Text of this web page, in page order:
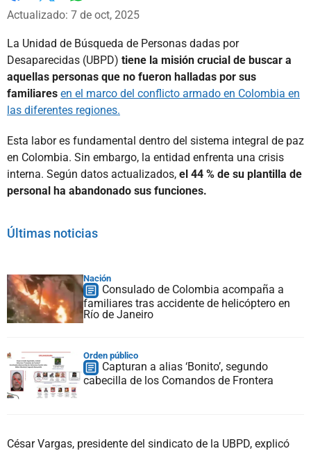
Facebook
X
Actualizado: 7 de oct, 2025
La Unidad de Búsqueda de Personas dadas por
Desaparecidas (UBPD) tiene la misión crucial de buscar a
aquellas personas que no fueron halladas por sus
familiares en el marco del conflicto armado en Colombia en
las diferentes regiones.
Esta labor es fundamental dentro del sistema integral de paz
en Colombia. Sin embargo, la entidad enfrenta una crisis
interna. Según datos actualizados, el 44 % de su plantilla de
personal ha abandonado sus funciones.
Últimas noticias
Nación
Consulado de Colombia acompaña a
familiares tras accidente de helicóptero en
Río de Janeiro
Orden público
Capturan a alias ‘Bonito’, segundo
cabecilla de los Comandos de Frontera
César Vargas, presidente del sindicato de la UBPD, explicó